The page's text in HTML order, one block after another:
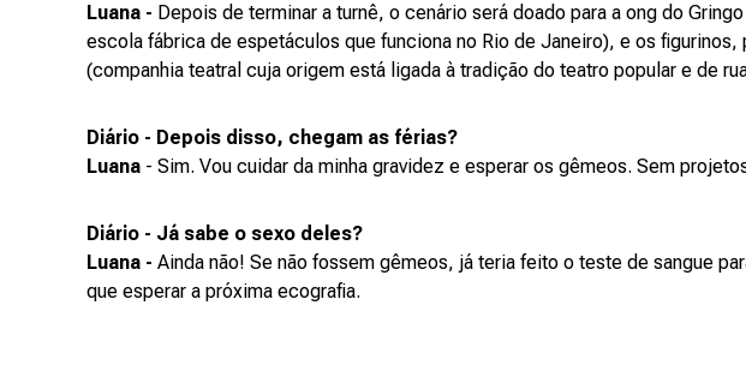
Luana - Depois de terminar a turnê, o cenário será doado para a ong do
escola fábrica de espetáculos que funciona no Rio de Janeiro), e os figurinos,
(companhia teatral cuja origem está ligada à tradição do teatro popular e de
Diário - Depois disso, chegam as férias?
Luana - Sim. Vou cuidar da minha gravidez e esperar os gêmeos. Sem
Diário - Já sabe o sexo deles?
Luana - Ainda não! Se não fossem gêmeos, já teria feito o teste de sangue
que esperar a próxima ecografia.